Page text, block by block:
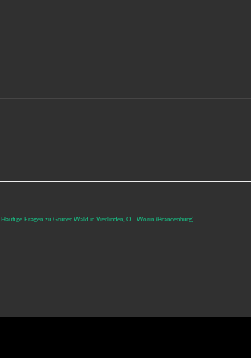
Häufige Fragen zu Grüner Wald in Vierlinden, OT Worin (Brandenburg)